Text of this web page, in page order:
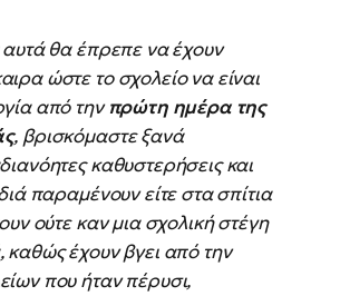
θα έπρεπε να έχουν
ώστε το σχολείο να είναι
από τηνπρώτη ημέρα της
, βρισκόμαστε ξανά
καθυστερήσεις και
παραμένουν είτε στα σπίτια
ούτε καν μια σχολική στέγη
έχουν βγει από την
που ήταν πέρυσι,